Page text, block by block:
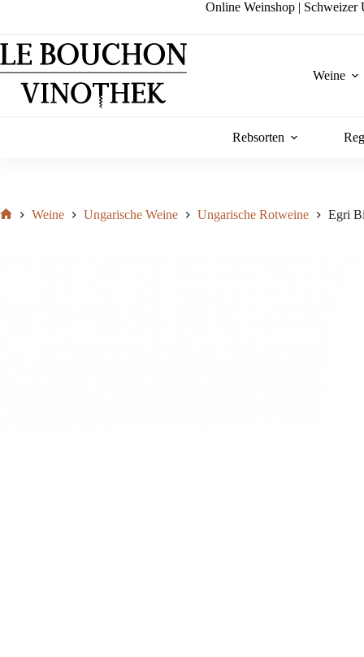
Online Weinshop | Schweizer
Weine
Rebsorten
Weine Ungarische Weine Ungarische Rotweine Egri